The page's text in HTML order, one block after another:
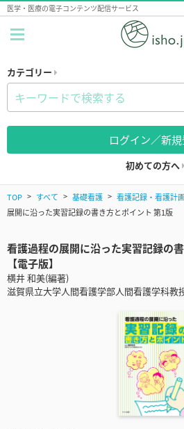
医学・医療の電子コンテンツ配信サービス
カテゴリー
ログイン／新
初めての方へ
TOP すべて 基礎看護 看護記録・看護計
展開に沿った実習記録の書き方とポイント 第1版
看護過程の展開に沿った実習記録の
【電子版】
横井 和美(編著)
滋賀県立大学人間看護学部人間看護学科教